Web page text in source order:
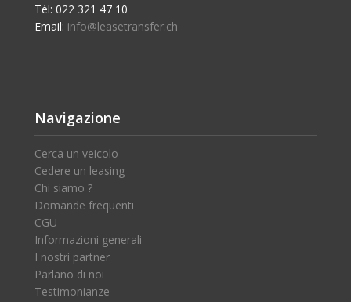
Tél: 022 321 47 10
Email: info@leasetransfer.ch
Navigazione
Cerca un veicolo
Cedere un leasing
Chi siamo ?
Domande frequenti
CGU
Informazioni generali
I nostri partner
Parlano di noi
Testimonianze